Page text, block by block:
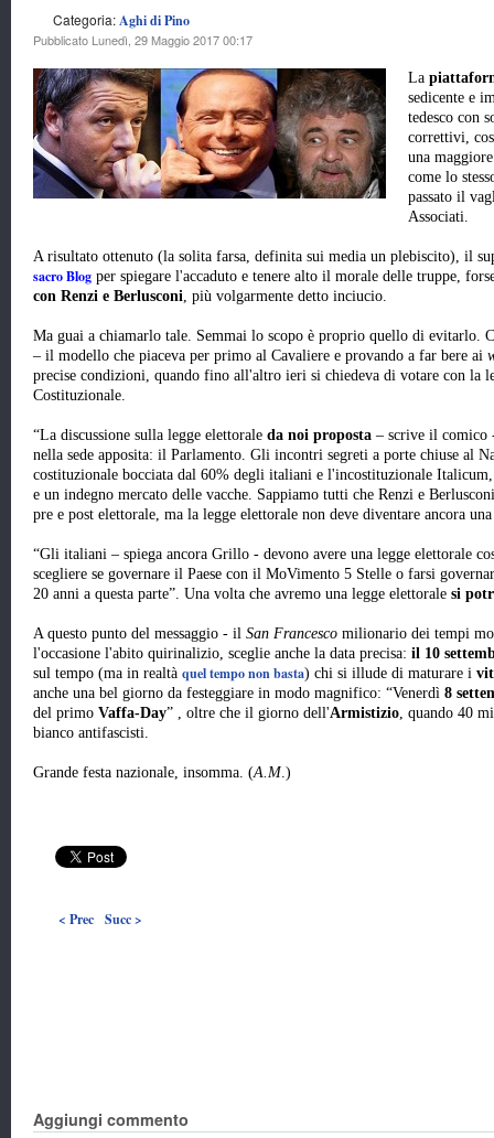
Categoria:Aghi di Pino
Pubblicato Lunedì, 29 Maggio 2017 00:17
La
sedicente e
tedesco con
correttivi,
una
come lo
passato il
Associati.
A risultato ottenuto (la solita farsa, definita sui media un plebiscito), il
sacro Blog per spiegare l'accaduto e tenere alto il morale delle truppe,
con Renzi e Berlusconi, più volgarmente detto inciucio.
Ma guai a chiamarlo tale. Semmai lo scopo è proprio quello di evitarlo.
– il modello che piaceva per primo al Cavaliere e provando a far bere ai
precise condizioni, quando fino all'altro ieri si chiedeva di votare con la
Costituzionale.
“La discussione sulla legge elettorale da noi proposta – scrive il comico
nella sede apposita: il Parlamento. Gli incontri segreti a porte chiuse al
costituzionale bocciata dal 60% degli italiani e l'incostituzionale
e un indegno mercato delle vacche. Sappiamo tutti che Renzi e
pre e post elettorale, ma la legge elettorale non deve diventare ancora
“Gli italiani – spiega ancora Grillo - devono avere una legge elettorale
scegliere se governare il Paese con il MoVimento 5 Stelle o farsi
20 anni a questa parte”. Una volta che avremo una legge elettorale si
A questo punto del messaggio - il San Francesco milionario dei tempi
l'occasione l'abito quirinalizio, sceglie anche la data precisa: il 10
sul tempo (ma in realtà quel tempo non basta) chi si illude di maturare i
anche una bel giorno da festeggiare in modo magnifico: “Venerdì 8
del primo Vaffa-Day” , oltre che il giorno dell'Armistizio, quando 40
bianco antifascisti.
Grande festa nazionale, insomma. (A.M.)
< Prec Succ >
Aggiungi commento